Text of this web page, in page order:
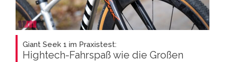
Giant Seek 1 im Praxistest:
Hightech-Fahrspaß wie die Großen